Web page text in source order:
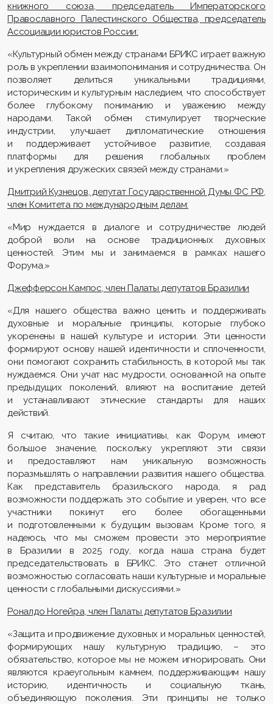
книжного союза, председатель Императорского
Православного Палестинского Общества, председатель
Ассоциации юристов России:
«Культурный обмен между странами БРИКС играет важную
роль в укреплении взаимопонимания и сотрудничества. Он
позволяет делиться уникальными традициями,
историческим и культурным наследием, что способствует
более глубокому пониманию и уважению между
народами. Такой обмен стимулирует творческие
индустрии, улучшает дипломатические отношения
и поддерживает устойчивое развитие, создавая
платформы для решения глобальных проблем
и укрепления дружеских связей между странами.»
Дмитрий Кузнецов, депутат Государственной Думы ФС РФ,
член Комитета по международным делам:
«Мир нуждается в диалоге и сотрудничестве людей
доброй воли на основе традиционных духовных
ценностей. Этим мы и занимаемся в рамках нашего
Форума.»
Джефферсон Кампос, член Палаты депутатов Бразилии
«Для нашего общества важно ценить и поддерживать
духовные и моральные принципы, которые глубоко
укоренены в нашей культуре и истории. Эти ценности
формируют основу нашей идентичности и сплоченности,
они помогают сохранить стабильность, в которой мы так
нуждаемся. Они учат нас мудрости, основанной на опыте
предыдущих поколений, влияют на воспитание детей
и устанавливают этические стандарты для наших
действий.
Я считаю, что такие инициативы, как Форум, имеют
большое значение, поскольку укрепляют эти связи
и предоставляют нам уникальную возможность
поразмышлять о направлении развития нашего общества.
Как представитель бразильского народа, я рад
возможности поддержать это событие и уверен, что все
участники покинут его более обогащенными
и подготовленными к будущим вызовам. Кроме того, я
надеюсь, что мы сможем провести это мероприятие
в Бразилии в 2025 году, когда наша страна будет
председательствовать в БРИКС. Это станет отличной
возможностью согласовать наши культурные и моральные
ценности с глобальными дискуссиями.»
РоналдоНогейра, член Палаты депутатов Бразилии
«Защита и продвижение духовных и моральных ценностей,
формирующих нашу культурную традицию, – это
обязательство, которое мы не можем игнорировать. Они
являются краеугольным камнем, поддерживающим нашу
историю, идентичность и социальную ткань,
объединяющую поколения. Эти принципы не только